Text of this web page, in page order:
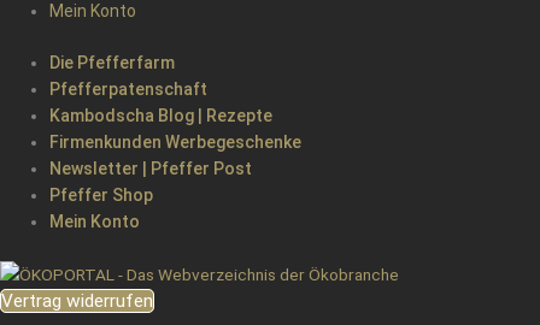
Mein Konto
Die Pfefferfarm
Pfefferpatenschaft
Kambodscha Blog | Rezepte
Firmenkunden Werbegeschenke
Newsletter | Pfeffer Post
Pfeffer Shop
Mein Konto
Vertrag widerrufen